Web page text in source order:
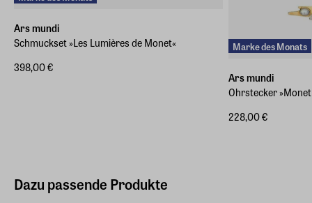
Ars mundi
Schmuckset »Les Lumières de Monet«
398,00 €
Marke des Monats
Ars mundi
Ohrstecker
228,00 €
Dazu passende Produkte